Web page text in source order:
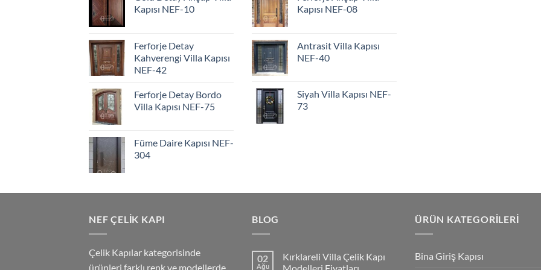
Kapısı NEF-10
Ferforje Detay
Kahverengi Villa Kapısı
NEF-42
Ferforje Detay Bordo
Villa Kapısı NEF-75
Füme Daire Kapısı NEF-
304
Kapısı NEF-08
Antrasit Villa Kapısı
NEF-40
Siyah Villa Kapısı NEF-
73
NEF ÇELIK KAPI
Çelik Kapılar kategorisinde
ürünleri farklı renk ve modellerde
BLOG
02
Ağu
Kırklareli Villa Çelik Kapı
ÜRÜN KATEGORILERI
Bina Giriş Kapısı